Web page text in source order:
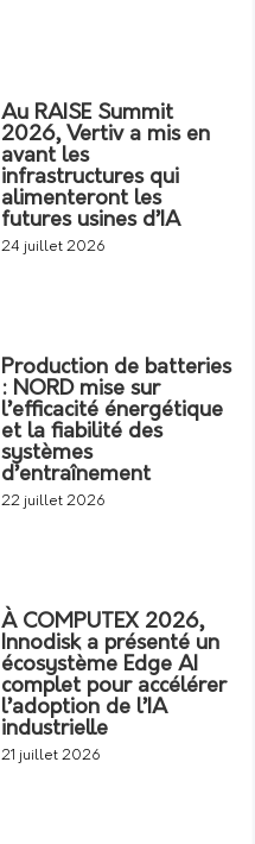
Au RAISE Summit
2026, Vertiv a mis en
avant les
infrastructures qui
alimenteront les
futures usines d’IA
24 juillet 2026
Production de batteries
: NORD mise sur
l’efficacité énergétique
et la fiabilité des
systèmes
d’entraînement
22 juillet 2026
À COMPUTEX 2026,
Innodisk a présenté un
écosystème Edge AI
complet pour accélérer
l’adoption de l’IA
industrielle
21 juillet 2026